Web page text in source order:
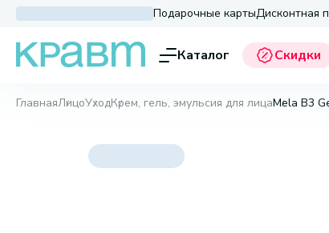
Подарочные картыДисконтная
Каталог Скидки
ГлавнаяЛицоУходКрем, гель, эмульсия для лицаMela B3